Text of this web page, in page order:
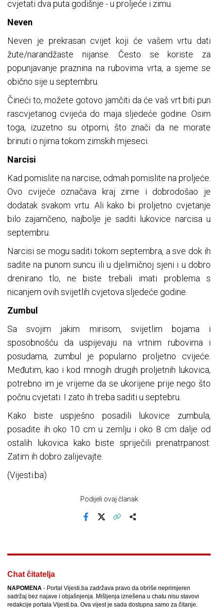
cvjetati dva puta godišnje - u proljeće i zimu.
Neven
Neven je prekrasan cvijet koji će vašem vrtu dati
žute/narandžaste nijanse. Često se koriste za
popunjavanje praznina na rubovima vrta, a sjeme se
obično sije u septembru.
Čineći to, možete gotovo jamčiti da će vaš vrt biti pun
rascvjetanog cvijeća do maja sljedeće godine. Osim
toga, izuzetno su otporni, što znači da ne morate
brinuti o njima tokom zimskih mjeseci.
Narcisi
Kad pomislite na narcise, odmah pomislite na proljeće.
Ovo cvijeće označava kraj zime i dobrodošao je
dodatak svakom vrtu. Ali kako bi proljetno cvjetanje
bilo zajamčeno, najbolje je saditi lukovice narcisa u
septembru.
Narcisi se mogu saditi tokom septembra, a sve dok ih
sadite na punom suncu ili u djelimičnoj sjeni i u dobro
drenirano tlo, ne biste trebali imati problema s
nicanjem ovih svijetlih cvjetova sljedeće godine.
Zumbul
Sa svojim jakim mirisom, svijetlim bojama i
sposobnošću da uspijevaju na vrtnim rubovima i
posudama, zumbul je popularno proljetno cvijeće.
Međutim, kao i kod mnogih drugih proljetnih lukovica,
potrebno im je vrijeme da se ukorijene prije nego što
počnu cvjetati. I zato ih treba saditi u septebru.
Kako biste uspješno posadili lukovice zumbula,
posadite ih oko 10 cm u zemlju i oko 8 cm dalje od
ostalih lukovica kako biste spriječili prenatrpanost.
Zatim ih dobro zalijevajte.
(Vijesti.ba)
Podijeli ovaj članak
Chat čitatelja
NAPOMENA - Portal Vijesti.ba zadržava pravo da obriše neprimjeren
sadržaj bez najave i objašnjenja. Mišljenja iznešena u chatu nisu stavovi
redakcije portala Vijesti.ba. Ova vijest je sada dostupna samo za čitanje.